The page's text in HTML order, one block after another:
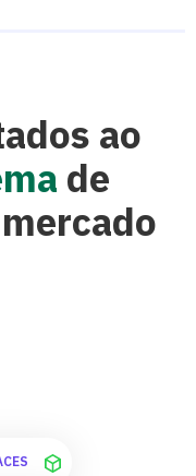
ao
de